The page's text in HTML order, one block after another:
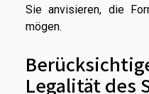
Sie anvisieren, die
mögen.
Legalität des